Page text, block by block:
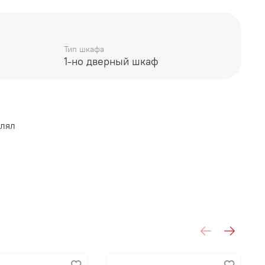
Тип шкафа
1-но дверный шкаф